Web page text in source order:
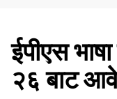
ईपीएस
२६ बाट